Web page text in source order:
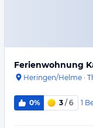
Ferienwohnung
Heringen/Helme ·
0% 3 / 6 1